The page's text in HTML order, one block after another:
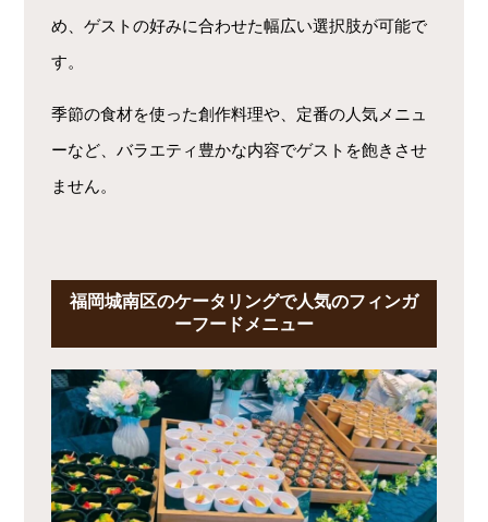
め、ゲストの好みに合わせた幅広い選択肢が可能で
す。
季節の食材を使った創作料理や、定番の人気メニュ
ーなど、バラエティ豊かな内容でゲストを飽きさせ
ません。
福岡城南区のケータリングで人気のフィンガ
ーフードメニュー